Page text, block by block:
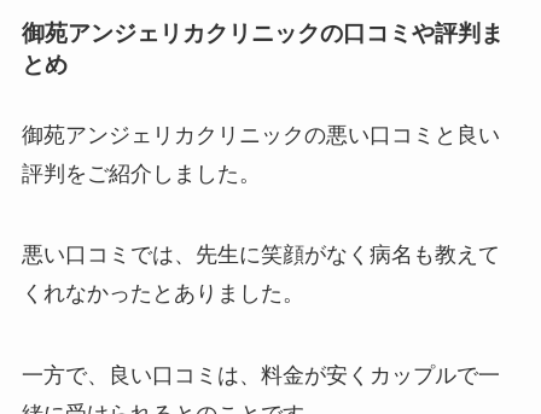
御苑アンジェリカクリニックの口コミや評判ま
とめ
御苑アンジェリカクリニックの悪い口コミと良い
評判をご紹介しました。
悪い口コミでは、先生に笑顔がなく病名も教えて
くれなかったとありました。
一方で、良い口コミは、料金が安くカップルで一